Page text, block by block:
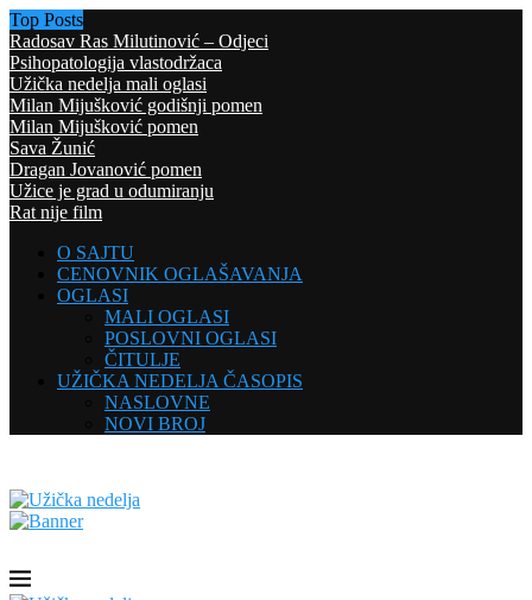
Top Posts
Radosav Ras Milutinović – Odjeci
Psihopatologija vlastodržaca
Užička nedelja mali oglasi
Milan Mijušković godišnji pomen
Milan Mijušković pomen
Sava Žunić
Dragan Jovanović pomen
Užice je grad u odumiranju
Rat nije film
O SAJTU
CENOVNIK OGLAŠAVANJA
OGLASI
MALI OGLASI
POSLOVNI OGLASI
ČITULJE
UŽIČKA NEDELJA ČASOPIS
NASLOVNE
NOVI BROJ